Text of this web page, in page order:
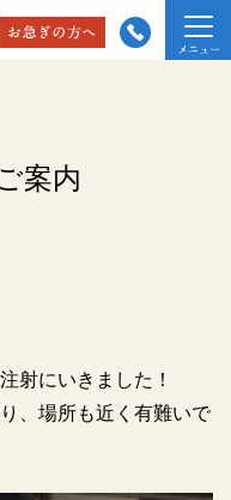
案内
射にいきました！
、場所も近く有難いで